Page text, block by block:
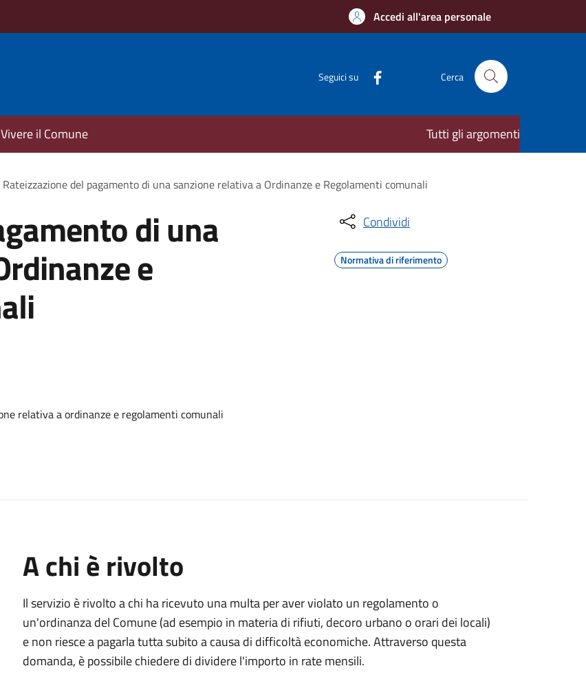
Accedi all'area personale
Seguici su Cerca
Vivere il Comune Tutti gli argomenti
Rateizzazione del pagamento di una sanzione relativa a Ordinanze e Regolamenti comunali
di una
e
relativa a ordinanze e regolamenti comunali
Condividi
Normativa di riferimento
A chi è rivolto
Il servizio è rivolto a chi ha ricevuto una multa per aver violato un regolamento o
un'ordinanza del Comune (ad esempio in materia di rifiuti, decoro urbano o orari dei locali)
e non riesce a pagarla tutta subito a causa di difficoltà economiche. Attraverso questa
domanda, è possibile chiedere di dividere l'importo in rate mensili.